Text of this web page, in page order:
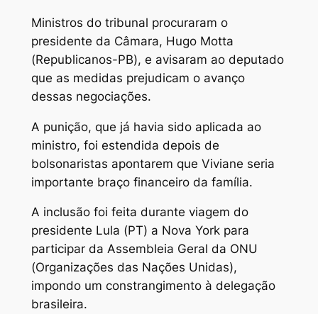
Ministros do tribunal procuraram o
presidente da Câmara, Hugo Motta
(Republicanos-PB), e avisaram ao deputado
que as medidas prejudicam o avanço
dessas negociações.
A punição, que já havia sido aplicada ao
ministro, foi estendida depois de
bolsonaristas apontarem que Viviane seria
importante braço financeiro da família.
A inclusão foi feita durante viagem do
presidente Lula (PT) a Nova York para
participar da Assembleia Geral da ONU
(Organizações das Nações Unidas),
impondo um constrangimento à delegação
brasileira.